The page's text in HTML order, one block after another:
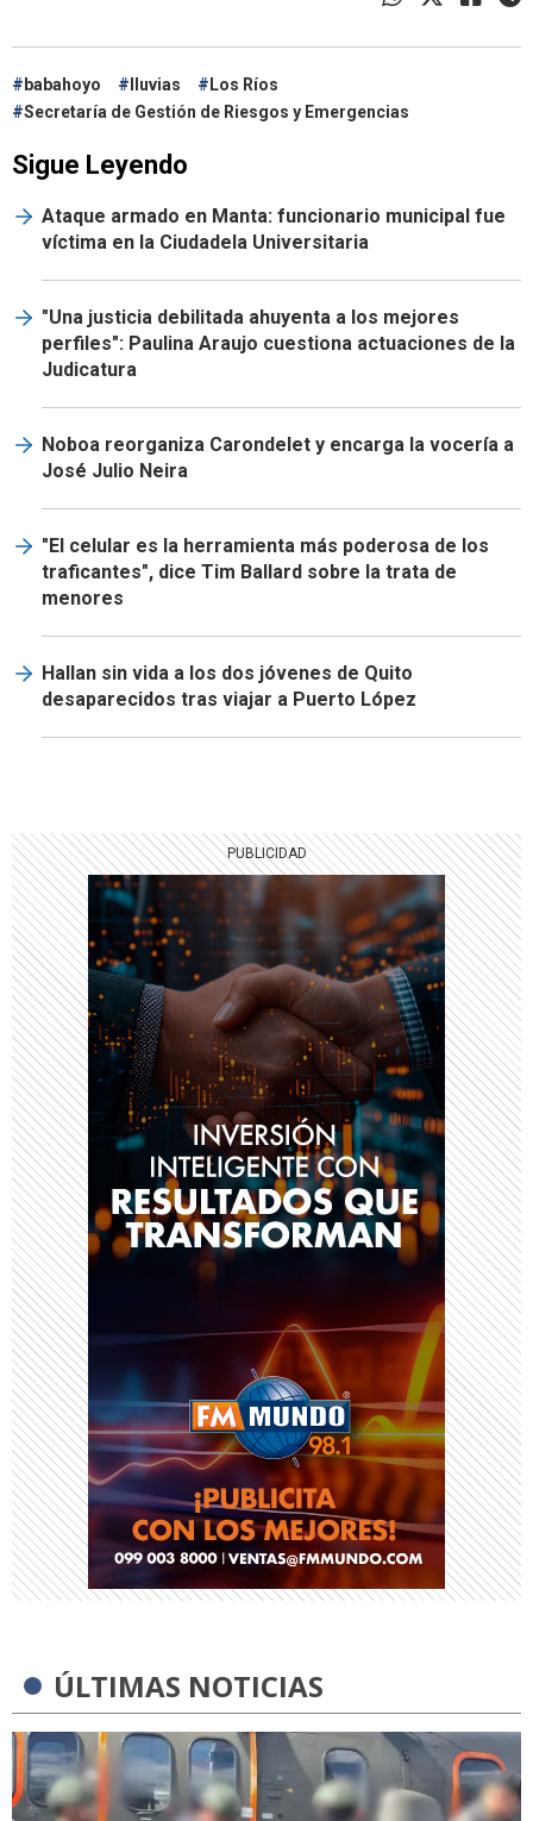
babahoyo lluvias
Los Ríos
Secretaría de Gestión de Riesgos y Emergencias
Sigue Leyendo
Ataque armado en Manta: funcionario municipal fue
víctima en la Ciudadela Universitaria
"Una justicia debilitada ahuyenta a los mejores
perfiles": Paulina Araujo cuestiona actuaciones de la
Judicatura
Noboa reorganiza Carondelet y encarga la vocería a
José Julio Neira
"El celular es la herramienta más poderosa de los
traficantes", dice Tim Ballard sobre la trata de
menores
Hallan sin vida a los dos jóvenes de Quito
desaparecidos tras viajar a Puerto López
ÚLTIMAS NOTICIAS